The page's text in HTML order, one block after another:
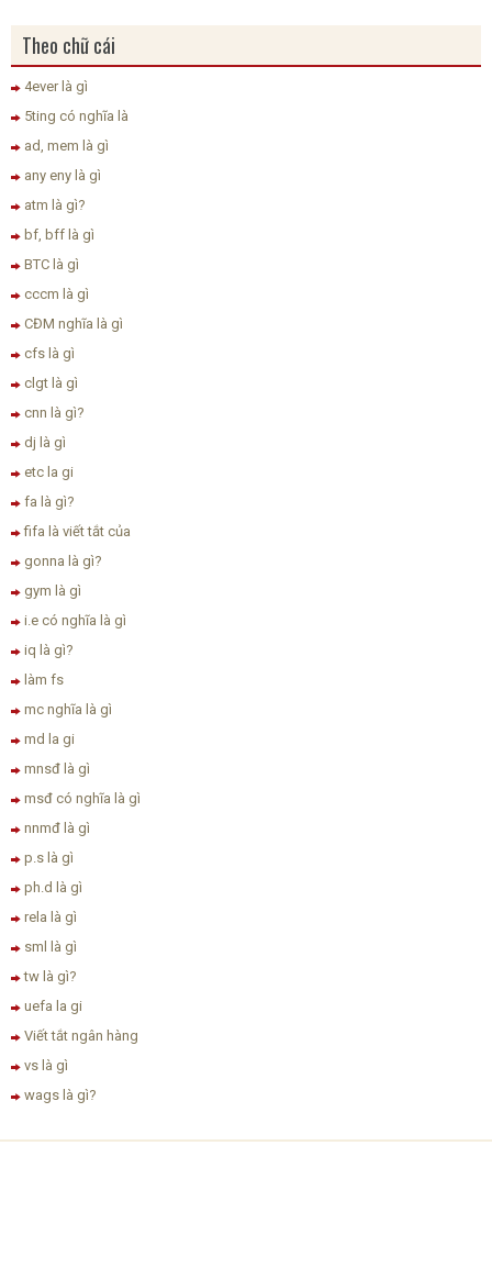
Theo chữ cái
4ever là gì
5ting có nghĩa là
ad, mem là gì
any eny là gì
atm là gì?
bf, bff là gì
BTC là gì
cccm là gì
CĐM nghĩa là gì
cfs là gì
clgt là gì
cnn là gì?
dj là gì
etc la gi
fa là gì?
fifa là viết tắt của
gonna là gì?
gym là gì
i.e có nghĩa là gì
iq là gì?
làm fs
mc nghĩa là gì
md la gi
mnsđ là gì
msđ có nghĩa là gì
nnmđ là gì
p.s là gì
ph.d là gì
rela là gì
sml là gì
tw là gì?
uefa la gi
Viết tắt ngân hàng
vs là gì
wags là gì?